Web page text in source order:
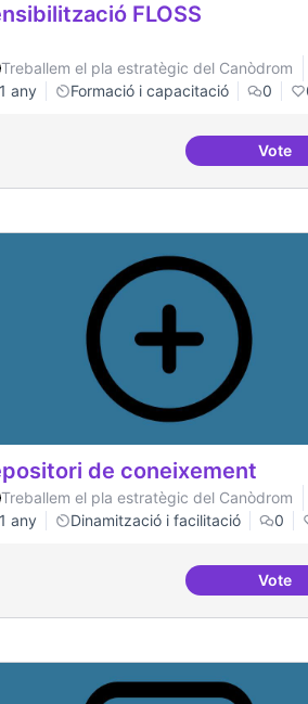
pública
FLOSS
Treballem el pla estratègic del Canòdrom
1 any
Formació i capacitació 0
Vote
de coneixement
Treballem el pla estratègic del Canòdrom
1 any
Dinamització i facilitació 0
Vote